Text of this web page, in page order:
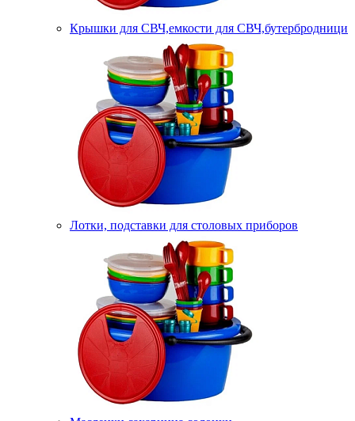
Крышки для СВЧ,емкости для СВЧ,бутербродници
Лотки, подставки для столовых приборов